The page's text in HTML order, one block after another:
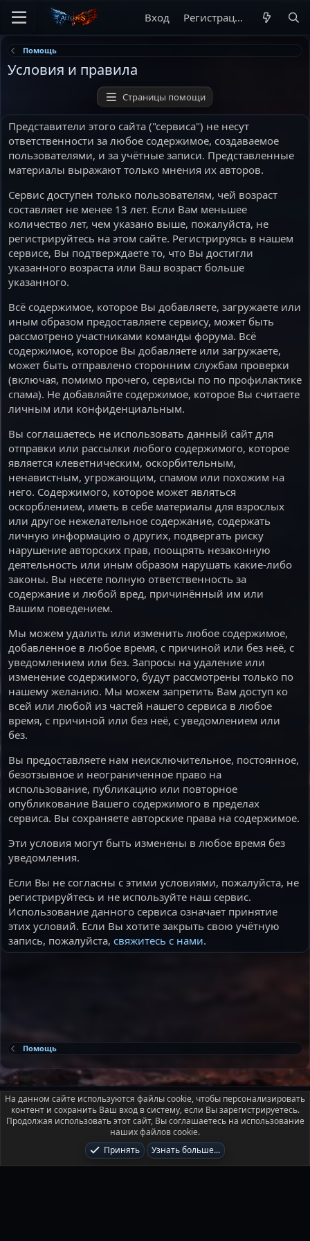
Вход Регистрация
Помощь
Условия и правила
Страницы помощи
Представители этого сайта ("сервиса") не несут
ответственности за любое содержимое, создаваемое
пользователями, и за учётные записи. Представленные
материалы выражают только мнения их авторов.
Сервис доступен только пользователям, чей возраст
составляет не менее 13 лет. Если Вам меньшее
количество лет, чем указано выше, пожалуйста, не
регистрируйтесь на этом сайте. Регистрируясь в нашем
сервисе, Вы подтверждаете то, что Вы достигли
указанного возраста или Ваш возраст больше
указанного.
Всё содержимое, которое Вы добавляете, загружаете или
иным образом предоставляете сервису, может быть
рассмотрено участниками команды форума. Всё
содержимое, которое Вы добавляете или загружаете,
может быть отправлено сторонним службам проверки
(включая, помимо прочего, сервисы по по профилактике
спама). Не добавляйте содержимое, которое Вы считаете
личным или конфиденциальным.
Вы соглашаетесь не использовать данный сайт для
отправки или рассылки любого содержимого, которое
является клеветническим, оскорбительным,
ненавистным, угрожающим, спамом или похожим на
него. Содержимого, которое может являться
оскорблением, иметь в себе материалы для взрослых
или другое нежелательное содержание, содержать
личную информацию о других, подвергать риску
нарушение авторских прав, поощрять незаконную
деятельность или иным образом нарушать какие-либо
законы. Вы несете полную ответственность за
содержание и любой вред, причинённый им или
Вашим поведением.
Мы можем удалить или изменить любое содержимое,
добавленное в любое время, с причиной или без неё, с
уведомлением или без. Запросы на удаление или
изменение содержимого, будут рассмотрены только по
нашему желанию. Мы можем запретить Вам доступ ко
всей или любой из частей нашего сервиса в любое
время, с причиной или без неё, с уведомлением или
без.
Вы предоставляете нам неисключительное, постоянное,
безотзывное и неограниченное право на
использование, публикацию или повторное
опубликование Вашего содержимого в пределах
сервиса. Вы сохраняете авторские права на содержимое.
Эти условия могут быть изменены в любое время без
уведомления.
Если Вы не согласны с этими условиями, пожалуйста, не
регистрируйтесь и не используйте наш сервис.
Использование данного сервиса означает принятие
этих условий. Если Вы хотите закрыть свою учётную
запись, пожалуйста, свяжитесь с нами.
Помощь
Russian (RU)
Условия и правила
Политика конфиденциальности
Помощь
Главная
Локализация от xenForo.Info®
На данном сайте используются файлы cookie, чтобы персонализировать
контент и сохранить Ваш вход в систему, если Вы зарегистрируетесь.
Продолжая использовать этот сайт, Вы соглашаетесь на использование
наших файлов cookie.
Принять
Узнать больше...